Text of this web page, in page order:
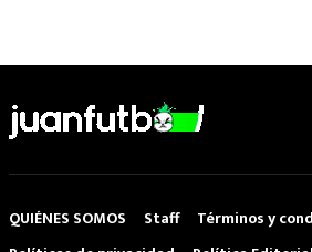
QUIÉNES SOMOS Staff
Términos y